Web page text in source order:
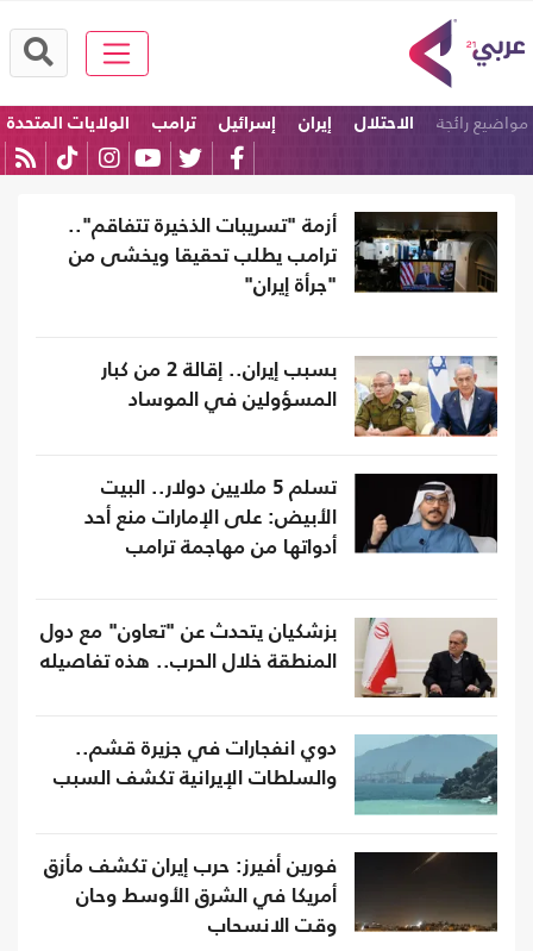
مواضيع رائجة الاحتلال إيران إسرائيل ترامب
الولايات المتحدة
أزمة "تسريبات الذخيرة تتفاقم"..
ترامب يطلب تحقيقا ويخشى من
"جرأة إيران"
بسبب إيران.. إقالة 2 من كبار
المسؤولين في الموساد
تسلم 5 ملايين دولار.. البيت
الأبيض: على الإمارات منع أحد
أدواتها من مهاجمة ترامب
بزشكيان يتحدث عن "تعاون" مع دول
المنطقة خلال الحرب.. هذه تفاصيله
دوي انفجارات في جزيرة قشم..
والسلطات الإيرانية تكشف السبب
فورين أفيرز: حرب إيران تكشف مأزق
أمريكا في الشرق الأوسط وحان
وقت الانسحاب